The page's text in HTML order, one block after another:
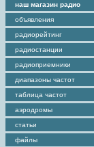
наш магазин радио
объявления
радиорейтинг
радиостанции
радиоприемники
диапазоны частот
таблица частот
аэродромы
статьи
файлы